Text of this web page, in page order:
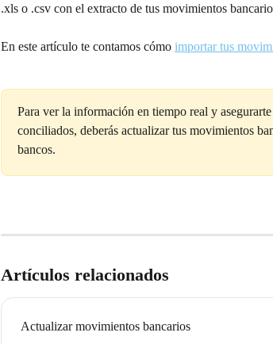
.xls o .csv con el extracto de tus movimientos
En este artículo te contamos cómo importar tus
Para ver la información en tiempo real y
conciliados, deberás actualizar tus movimientos
bancos.
Artículos relacionados
Actualizar movimientos bancarios